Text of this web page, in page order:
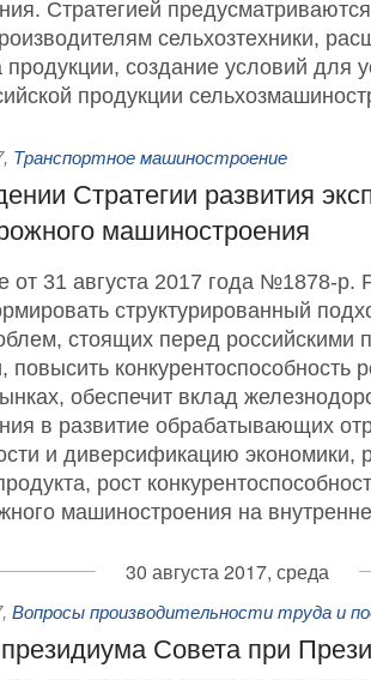
Стратегией
сельхозтехники,
продукции, создание условий для
продукции
, Транспортное машиностроение
Стратегии развития
машиностроения
от 31 августа 2017 года №1878-р.
структурированный
стоящих перед российскими
повысить конкурентоспособность
обеспечит вклад
в развитие обрабатывающих
и диверсификацию экономики,
рост
машиностроения на
30 августа 2017, среда
, Вопросы производительности труда и
Совета при